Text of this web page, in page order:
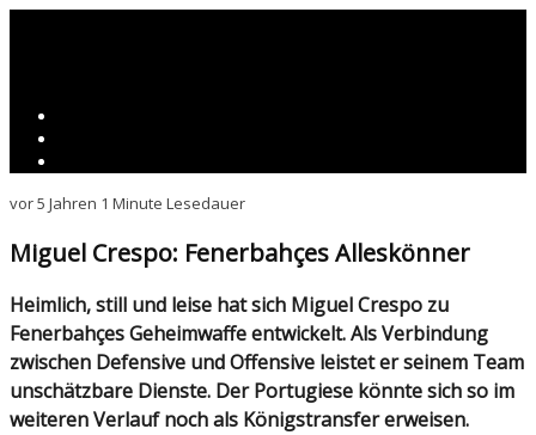
vor 5 Jahren 1 Minute Lesedauer
Miguel Crespo: Fenerbahçes Alleskönner
Heimlich, still und leise hat sich Miguel Crespo zu
Fenerbahçes Geheimwaffe entwickelt. Als Verbindung
zwischen Defensive und Offensive leistet er seinem Team
unschätzbare Dienste. Der Portugiese könnte sich so im
weiteren Verlauf noch als Königstransfer erweisen.